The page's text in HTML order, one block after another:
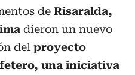
de Risaralda,
dieron un nuevo
del proyecto
una iniciativa